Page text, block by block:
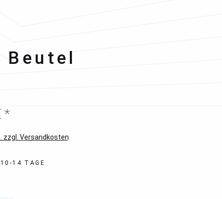
zzgl. Versandkosten
14 TAGE